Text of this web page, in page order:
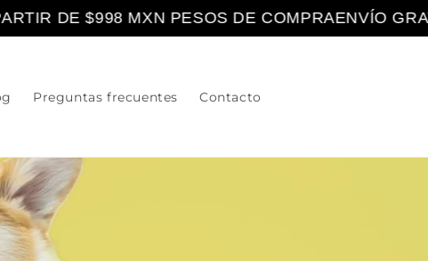
DE $998 MXN PESOS DE COMPRAENVÍO
Preguntas frecuentes Contacto